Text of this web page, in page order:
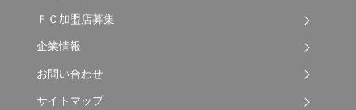
ＦＣ加盟店募集
企業情報
お問い合わせ
サイトマップ